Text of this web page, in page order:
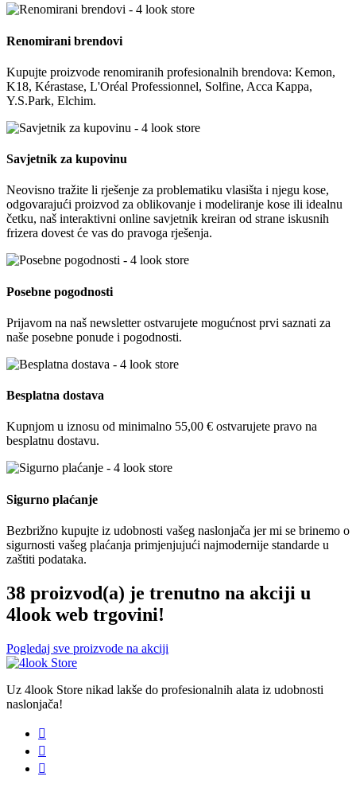
Renomirani brendovi
Kupujte proizvode renomiranih profesionalnih brendova: Kemon,
K18, Kérastase, L'Oréal Professionnel, Solfine, Acca Kappa,
Y.S.Park, Elchim.
Savjetnik za kupovinu
Neovisno tražite li rješenje za problematiku vlasišta i njegu kose,
odgovarajući proizvod za oblikovanje i modeliranje kose ili idealnu
četku, naš interaktivni online savjetnik kreiran od strane iskusnih
frizera dovest će vas do pravoga rješenja.
Posebne pogodnosti
Prijavom na naš newsletter ostvarujete mogućnost prvi saznati za
naše posebne ponude i pogodnosti.
Besplatna dostava
Kupnjom u iznosu od minimalno 55,00 € ostvarujete pravo na
besplatnu dostavu.
Sigurno plaćanje
Bezbrižno kupujte iz udobnosti vašeg naslonjača jer mi se brinemo o
sigurnosti vašeg plaćanja primjenjujući najmodernije standarde u
zaštiti podataka.
38 proizvod(a) je trenutno na akciji u
4look web trgovini!
Pogledaj sve proizvode na akciji
Uz 4look Store nikad lakše do profesionalnih alata iz udobnosti
naslonjača!


